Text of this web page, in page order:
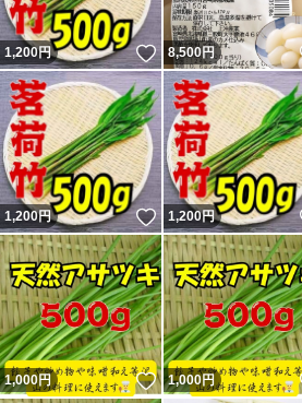
1,200円 いいね！
8,500円
1,200円 いいね！
1,200円
1,000円 いいね！
1,000円